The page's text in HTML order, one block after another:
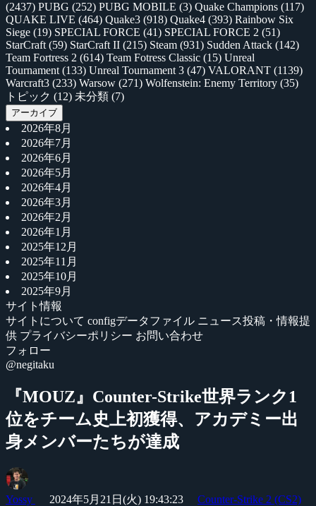
(2437) PUBG (252) PUBG MOBILE (3) Quake Champions (117)
QUAKE LIVE (464) Quake3 (918) Quake4 (393) Rainbow Six
Siege (19) SPECIAL FORCE (41) SPECIAL FORCE 2 (51)
StarCraft (59) StarCraft II (215) Steam (931) Sudden Attack (142)
Team Fortress 2 (614) Team Fotress Classic (15) Unreal
Tournament (133) Unreal Tournament 3 (47) VALORANT (1139)
Warcraft3 (233) Warsow (271) Wolfenstein: Enemy Territory (35)
トピック (12) 未分類 (7)
アーカイブ
2026年8月
2026年7月
2026年6月
2026年5月
2026年4月
2026年3月
2026年2月
2026年1月
2025年12月
2025年11月
2025年10月
2025年9月
サイト情報
サイトについて configデータファイル ニュース投稿・情報提
供 プライバシーポリシー お問い合わせ
フォロー
@negitaku
『MOUZ』Counter-Strike世界ランク1
位をチーム史上初獲得、アカデミー出
身メンバーたちが達成
Yossy 2024年5月21日(火) 19:43:23 Counter-Strike 2 (CS2)